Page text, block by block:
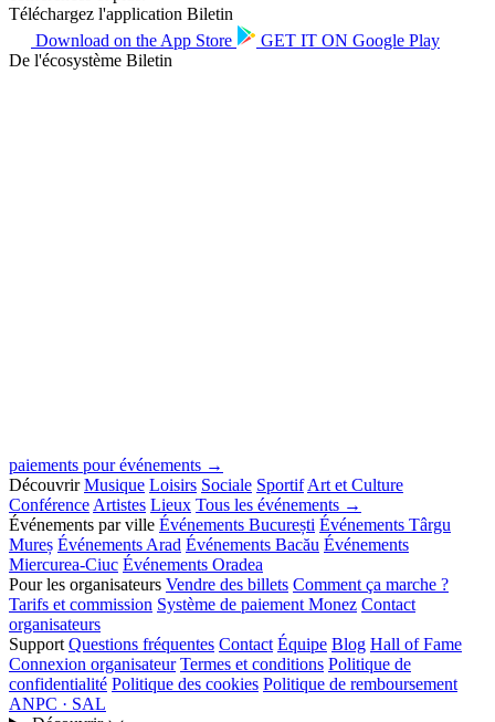
Téléchargez l'application Biletin
Download on the App Store GET IT ON Google Play
De l'écosystème Biletin
paiements pour événements →
Découvrir Musique Loisirs Sociale Sportif Art et Culture
Conférence Artistes Lieux Tous les événements →
Événements par ville Événements București Événements Târgu
Mureș Événements Arad Événements Bacău Événements
Miercurea-Ciuc Événements Oradea
Pour les organisateurs Vendre des billets Comment ça marche ?
Tarifs et commission Système de paiement Monez Contact
organisateurs
Support Questions fréquentes Contact Équipe Blog Hall of Fame
Connexion organisateur Termes et conditions Politique de
confidentialité Politique des cookies Politique de remboursement
ANPC · SAL